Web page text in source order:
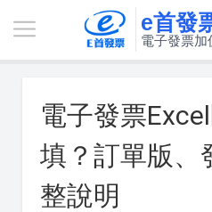
e首發
電子發票加
電子發票
填？訂單版、
整說明